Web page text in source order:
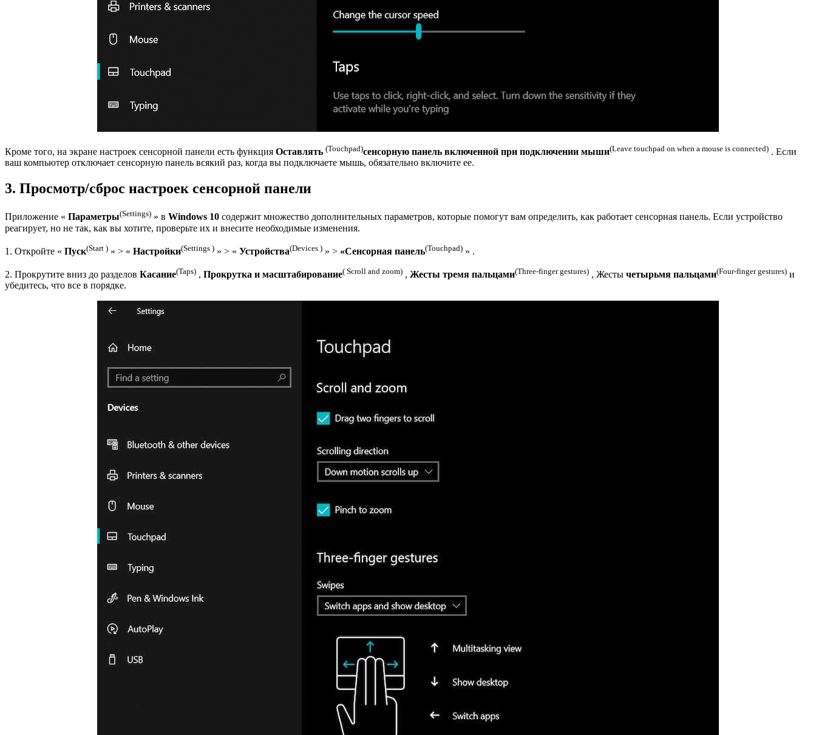
Кроме того, на экране настроек сенсорной панели есть функция Оставлять (Touchpad)сенсорную панель включенной при подключении мыши(Leave touchpad on when a mouse is connected) . Если
ваш компьютер отключает сенсорную панель всякий раз, когда вы подключаете мышь, обязательно включите ее.
3. Просмотр/сброс настроек сенсорной панели
Приложение « Параметры(Settings) » в Windows 10 содержит множество дополнительных параметров, которые помогут вам определить, как работает сенсорная панель. Если устройство
реагирует, но не так, как вы хотите, проверьте их и внесите необходимые изменения.
1. Откройте « Пуск(Start ) » > « Настройки(Settings ) » > « Устройства(Devices ) » > «Сенсорная панель(Touchpad) » .
2. Прокрутите вниз до разделов Касание(Taps) , Прокрутка и масштабирование( Scroll and zoom) , Жесты тремя пальцами(Three-finger gestures) , Жесты четырьмя пальцами(Four-finger gestures) и
убедитесь, что все в порядке.